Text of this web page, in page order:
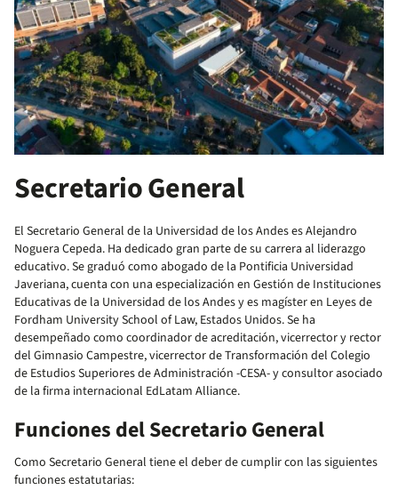
Secretario General
El Secretario General de la Universidad de los Andes es Alejandro
Noguera Cepeda. Ha dedicado gran parte de su carrera al liderazgo
educativo. Se graduó como abogado de la Pontificia Universidad
Javeriana, cuenta con una especialización en Gestión de Instituciones
Educativas de la Universidad de los Andes y es magíster en Leyes de
Fordham University School of Law, Estados Unidos. Se ha
desempeñado como coordinador de acreditación, vicerrector y rector
del Gimnasio Campestre, vicerrector de Transformación del Colegio
de Estudios Superiores de Administración -CESA- y consultor asociado
de la firma internacional EdLatam Alliance.
Funciones del Secretario General
Como Secretario General tiene el deber de cumplir con las siguientes
funciones estatutarias: